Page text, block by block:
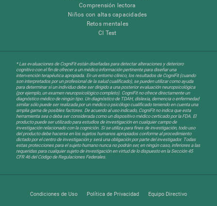
Comprensión lectora
Niños con altas capacidades
Retos mentales
CI Test
* Las evaluaciones de CogniFit están diseñadas para detectar alteraciones y deterioro
cognitivo con el fin de ofrecer a un médico información pertinente para diseñar una
intervención terapéutica apropiada. En un entorno clínico, los resultados de CogniFit (cuando
son interpretados por un profesional de la salud cualificado), se pueden utilizar como ayuda
para determinar si un individuo debe ser dirigido a una posterior evaluación neuropsicológica
(por ejemplo, un examen neuropsicológico completo). CogniFit no ofrece directamente un
diagnóstico médico de ningún tipo. Un diagnóstico de TDAH, dislexia, demencia o enfermedad
similar sólo puede ser realizada por un médico o psicólogo cualificado teniendo en cuenta una
amplia gama de posibles factores. De acuerdo al uso indicado, CogniFit no indica que esta
herramienta sea o deba ser considerada como un dispositivo médico certicado por la FDA. El
producto puede ser utilizado para estudios de investigación en cualquier campo de
investigación relacionado con la cognición. Si se utiliza para fines de investigación, todo uso
del producto debe hacerse en los sujetos humanos apropiados conforme al procedimiento
dictado por el centro de investigación y será una obligación por parte del investigador. Todas
estas protecciones para el sujeto humano nunca no podrán ser, en ningún caso, inferiores a las
requeridas para cualquier sujeto de investigación en virtud de lo dispuesto en la Sección 45
CFR 46 del Código de Regulaciones Federales.
Condiciones de Uso Política de Privacidad Equipo Directivo